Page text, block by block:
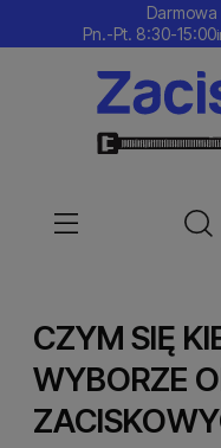
Pn.-Pt. 8:30-15:00
CZYM SIĘ
WYBORZE